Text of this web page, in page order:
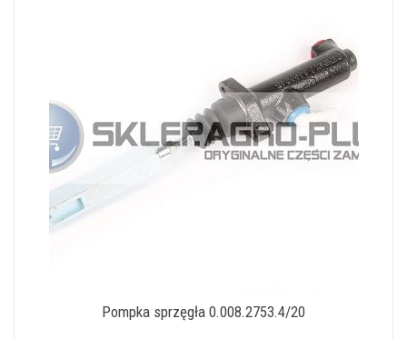
Pompka sprzęgła 0.008.2753.4/20